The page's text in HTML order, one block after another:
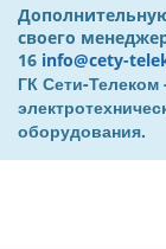
своего
16 info@cety-
ГК Сети-
оборудования.